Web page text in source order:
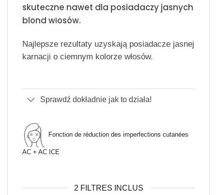
skuteczne nawet dla posiadaczy jasnych
blond włosów.
Najlepsze rezultaty uzyskają posiadacze jasnej
karnacji o ciemnym kolorze włosów.
Sprawdź dokładnie jak to działa!
Fonction de réduction des imperfections cutanées
AC + AC ICE
2 FILTRES INCLUS